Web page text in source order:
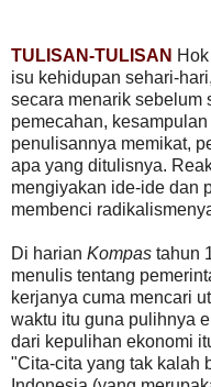
TULISAN-TULISAN
isu kehidupan sehari-
secara menarik sebelum
pemecahan,
penulisannya memikat,
apa yang ditulisnya.
mengiyakan ide-ide dan
membenci
Di harian Kompas tahun
menulis tentang
kerjanya cuma mencari
waktu itu guna pulihnya
dari kepulihan ekonomi
"Cita-cita yang tak kalah